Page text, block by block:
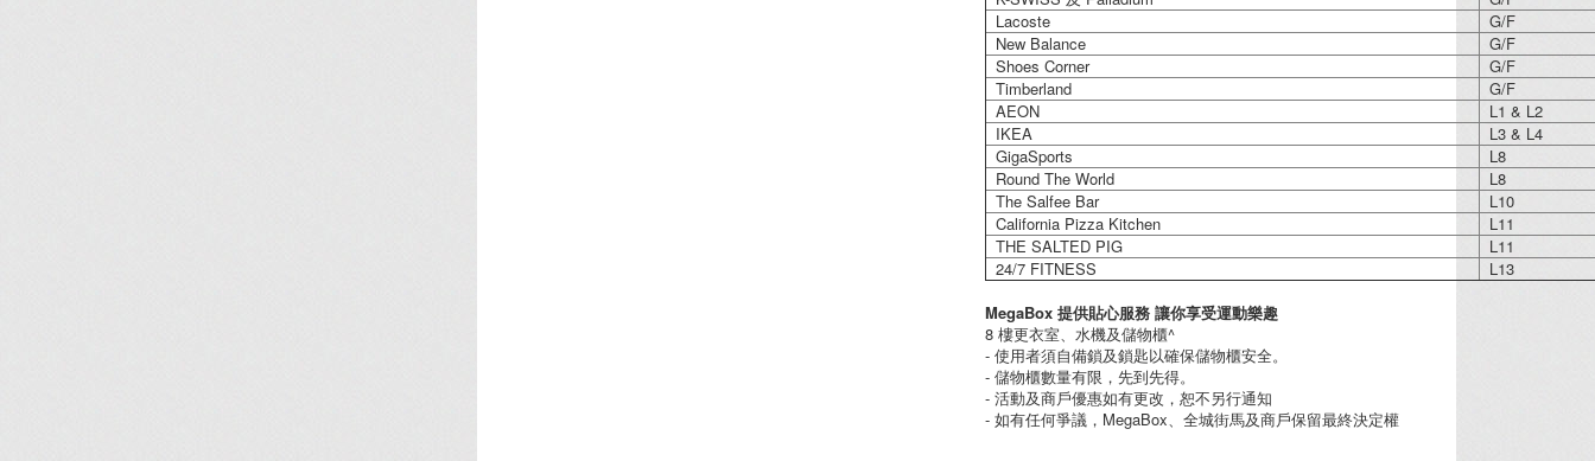
Lacoste
G/F
New Balance
G/F
Shoes Corner
G/F
Timberland
G/F
AEON
L1 & L2
IKEA
L3 & L4
GigaSports
L8
Round The World
L8
The Salfee Bar
L10
California Pizza Kitchen
L11
THE SALTED PIG
L11
24/7 FITNESS
L13
MegaBox 提供貼心服務 讓你享受運動樂趣
8 樓更衣室、水機及儲物櫃^
- 使用者須自備鎖及鎖匙以確保儲物櫃安全。
- 儲物櫃數量有限，先到先得。
- 活動及商戶優惠如有更改，恕不另行通知
- 如有任何爭議，MegaBox、全城街馬及商戶保留最終決定權